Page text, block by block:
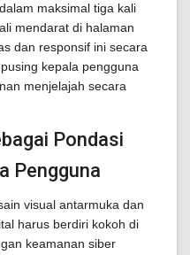
maksimal tiga kali
mendarat di halaman
dan responsif ini secara
kepala pengguna
menjelajah secara
Pondasi
Pengguna
visual antarmuka dan
harus berdiri kokoh di
keamanan siber